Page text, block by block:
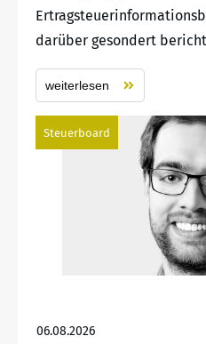
darüber gesondert
weiterlesen
Steuerboard
06.08.2026